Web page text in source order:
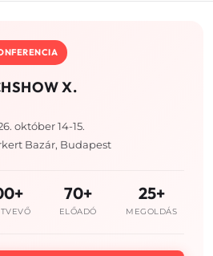
X.
október 14-15.
Bazár, Budapest
70+
ELŐADÓ
25+
MEGOLDÁS